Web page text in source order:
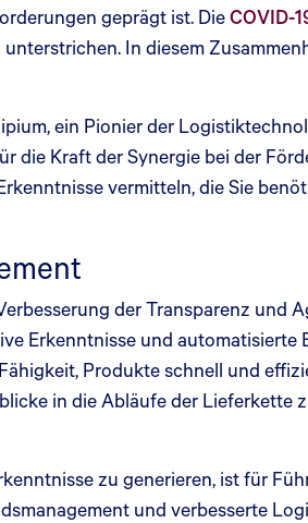
geprägt ist. DieCOVID-
In diesem
ein Pionier der
die Kraft der Synergie bei der
vermitteln, die Sie
der Transparenz und
Erkenntnisse und
Produkte schnell und
in die Abläufe der Lieferkette
zu generieren, ist für
und verbesserte